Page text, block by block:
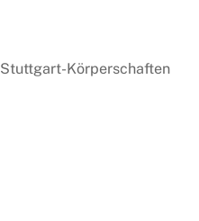
Körperschaften